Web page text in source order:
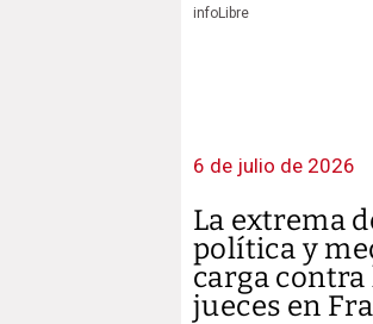
infoLibre
6 de julio de 2026
La extrema
política y
carga contra
jueces en